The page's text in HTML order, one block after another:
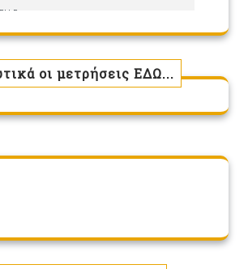
οι μετρήσεις ΕΔΩ...